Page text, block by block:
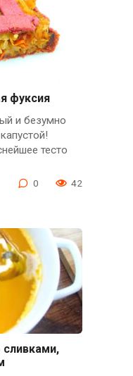
фуксия
и безумно
тесто
0 42